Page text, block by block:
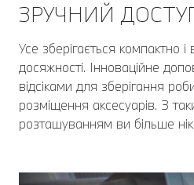
ЗРУЧНИЙ
Усе зберігається компактно
досяжності. Інноваційне
відсіками для зберігання
розміщення аксесуарів. З
розташуванням ви більше